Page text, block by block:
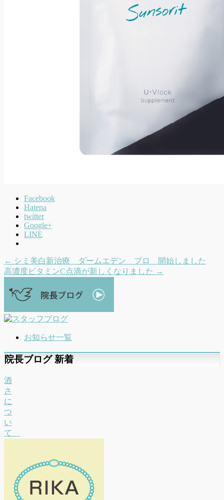
Facebook
Hatena
twitter
Google+
LINE
← シミ美白新治療 ダームエデン プロ 開始しました
高濃度ビタミンC点滴が新しくなりました →
お知らせ一覧
院長ブログ 新着
酒
さ
に
つ
い
て